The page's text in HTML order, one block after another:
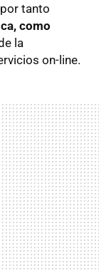
tanto
como
la
on-line.